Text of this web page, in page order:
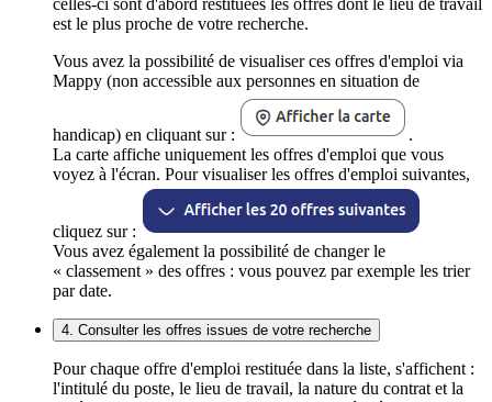
celles-ci sont d'abord restituées les offres dont le lieu de travail
est le plus proche de votre recherche.
Vous avez la possibilité de visualiser ces offres d'emploi via
Mappy (non accessible aux personnes en situation de
handicap) en cliquant sur :
.
La carte affiche uniquement les offres d'emploi que vous
voyez à l'écran. Pour visualiser les offres d'emploi suivantes,
cliquez sur :
Vous avez également la possibilité de changer le
« classement » des offres : vous pouvez par exemple les trier
par date.
4. Consulter les offres issues de votre recherche
Pour chaque offre d'emploi restituée dans la liste, s'affichent :
l'intitulé du poste, le lieu de travail, la nature du contrat et la